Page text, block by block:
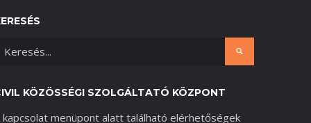
KÖZÖSSÉGI SZOLGÁLTATÓ KÖZPONT
kapcsolat menüpont alatt található elérhetőségek